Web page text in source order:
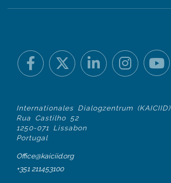
Internationales Dialogzentrum (KAICIID)
Rua Castilho 52
1250-071 Lissabon
Portugal
Office@kaiciid.org
+351 211453100